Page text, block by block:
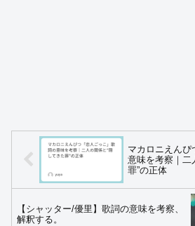
マカロニえんぴ
意味を考察｜二
罪”の正体
【シャッター/優里】歌詞の意味を考察、
解釈する。